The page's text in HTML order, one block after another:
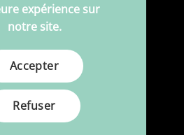
Mousse
Aiguilles & Fil
expérience sur
notre site.
Accepter
Refuser